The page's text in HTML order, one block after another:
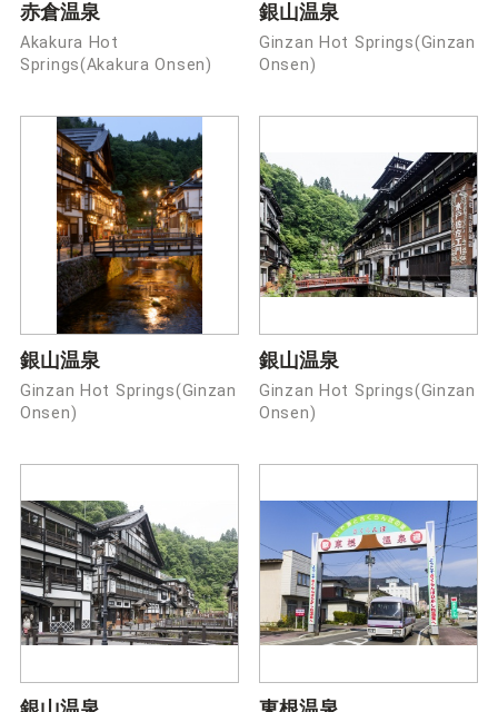
赤倉温泉
Akakura Hot
Springs(Akakura Onsen)
銀山温泉
Ginzan Hot Springs(Ginzan
Onsen)
銀山温泉
Ginzan Hot Springs(Ginzan
Onsen)
銀山温泉
Ginzan Hot Springs(Ginzan
Onsen)